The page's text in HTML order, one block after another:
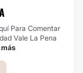
Para Comentar
Vale La Pena